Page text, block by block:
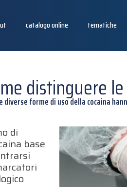
catalogo online tematiche
distinguere
diverse forme di uso della cocaina
di
base